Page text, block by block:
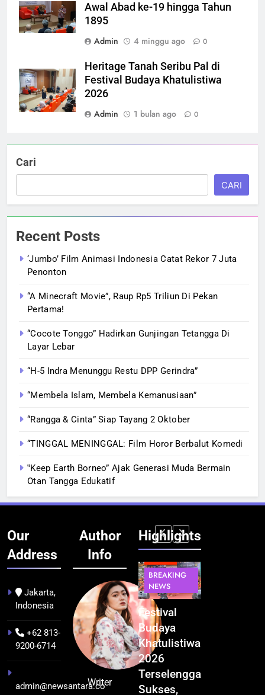
Awal Abad ke-19 hingga Tahun
1895
Admin
4 minggu ago 0
Heritage Tanah Seribu Pal di
Festival Budaya Khatulistiwa
2026
Admin
1 bulan ago 0
Cari
CARI
Recent Posts
‘Jumbo’ Film Animasi Indonesia Catat Rekor 7 Juta
Penonton
“A Minecraft Movie”, Raup Rp5 Triliun Di Pekan
Pertama!
“Cocote Tonggo” Hadirkan Gunjingan Tetangga Di
Layar Lebar
“H-5 Indra Menunggu Restu DPP Gerindra”
“Membela Islam, Membela Kemanusiaan”
“Rangga & Cinta” Siap Tayang 2 Oktober
“TINGGAL MENINGGAL: Film Horor Berbalut Komedi
‟Keep Earth Borneo” Ajak Generasi Muda Bermain
Otan Tangga Edukatif
Our
Address
Jakarta,
Indonesia
+62 813-
9200-6714
admin@newsantara.co
Author
Info
Writer
Highlights
BERITA
NEWS
Kualitas
Pramuwisata
Dukung
Peningkatan
Pariwisata
TEKNOLOGI
Indonesia
Resmi
Bangun AI
Factory
se-Asia
BREAKING
NEWS
Festival
Budaya
Khatulistiwa
2026
Terselenggara
Sukses,